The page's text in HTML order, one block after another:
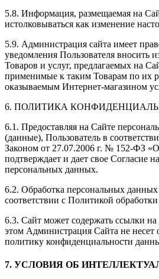
5.8. Информация, размещаемая на
истолковываться как изменение
5.9. Администрация сайта имеет
уведомления Пользователя вносить
Товаров и услуг, предлагаемых на
применимые к таким Товарам по их
оказываемым Интернет-магазином
6. ПОЛИТИКА
6.1. Предоставляя на Сайте
(данные), Пользователь в
Законом от 27.07.2006 г. № 152-ФЗ
подтверждает и дает свое Согласие
персональных данных.
6.2. Обработка персональных данных
соответствии с Политикой
6.3. Сайт может содержать ссылки
этом Администрация Сайта не несет
политику конфиденциальности
7. УСЛОВИЯ ОБ